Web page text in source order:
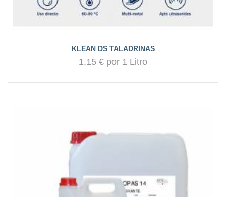
KLEAN DS TALADRINAS
1,15 € por 1 Litro